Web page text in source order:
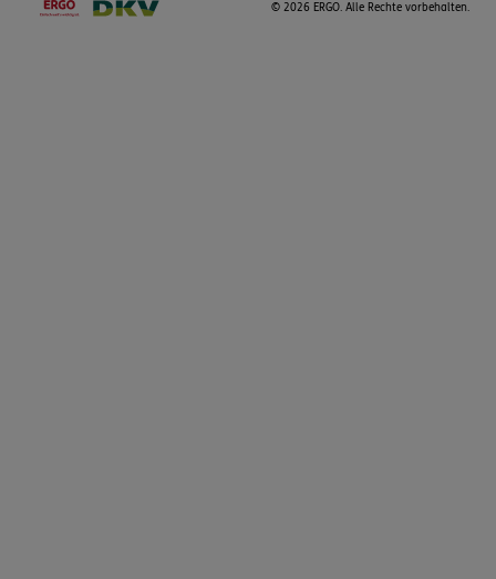
© 2026 ERGO. Alle Rechte vorbehalten.